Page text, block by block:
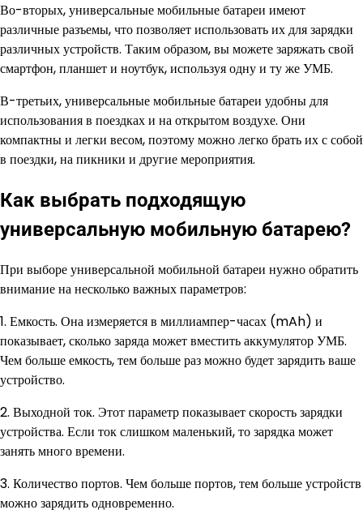
Во-вторых, универсальные мобильные батареи имеют
различные разъемы, что позволяет использовать их для зарядки
различных устройств. Таким образом, вы можете заряжать свой
смартфон, планшет и ноутбук, используя одну и ту же УМБ.
В-третьих, универсальные мобильные батареи удобны для
использования в поездках и на открытом воздухе. Они
компактны и легки весом, поэтому можно легко брать их с собой
в поездки, на пикники и другие мероприятия.
Как выбрать подходящую
универсальную мобильную батарею?
При выборе универсальной мобильной батареи нужно обратить
внимание на несколько важных параметров:
1. Емкость. Она измеряется в миллиампер-часах (mAh) и
показывает, сколько заряда может вместить аккумулятор УМБ.
Чем больше емкость, тем больше раз можно будет зарядить ваше
устройство.
2. Выходной ток. Этот параметр показывает скорость зарядки
устройства. Если ток слишком маленький, то зарядка может
занять много времени.
3. Количество портов. Чем больше портов, тем больше устройств
можно зарядить одновременно.